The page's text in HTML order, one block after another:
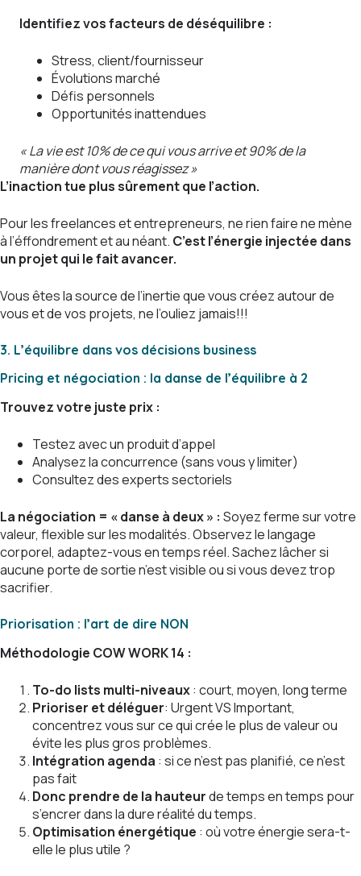
Identifiez vos facteurs de déséquilibre :
Stress, client/fournisseur
Évolutions marché
Défis personnels
Opportunités inattendues
« La vie est 10% de ce qui vous arrive et 90% de la
manière dont vous réagissez »
L’inaction tue plus sûrement que l’action.
Pour les freelances et entrepreneurs, ne rien faire ne mène
à l’éffondrement et au néant. C’est l’énergie injectée dans
un projet qui le fait avancer.
Vous êtes la source de l’inertie que vous créez autour de
vous et de vos projets, ne l’ouliez jamais!!!
3. L’équilibre dans vos décisions business
Pricing et négociation : la danse de l’équilibre à 2
Trouvez votre juste prix :
Testez avec un produit d’appel
Analysez la concurrence (sans vous y limiter)
Consultez des experts sectoriels
La négociation = « danse à deux » : Soyez ferme sur votre
valeur, flexible sur les modalités. Observez le langage
corporel, adaptez-vous en temps réel. Sachez lâcher si
aucune porte de sortie n’est visible ou si vous devez trop
sacrifier.
Priorisation : l’art de dire NON
Méthodologie COW WORK 14 :
To-do lists multi-niveaux: court, moyen, long terme
Prioriser et déléguer: Urgent VS Important,
concentrez vous sur ce qui crée le plus de valeur ou
évite les plus gros problèmes.
Intégration agenda : si ce n’est pas planifié, ce n’est
pas fait
Donc prendre de la hauteurde temps en temps pour
s’encrer dans la dure réalité du temps.
Optimisation énergétique : où votre énergie sera-t-
elle le plus utile ?